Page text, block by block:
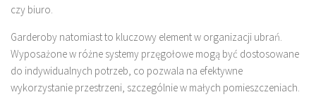
czy biuro.
Garderoby natomiast to kluczowy element w organizacji ubrań.
Wyposażone w różne systemy przęgołowe mogą być dostosowane
do indywidualnych potrzeb, co pozwala na efektywne
wykorzystanie przestrzeni, szczególnie w małych pomieszczeniach.